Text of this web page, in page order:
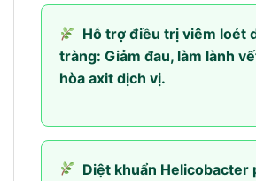
Hỗ trợ điều trị viêm loét
tràng: Giảm đau, làm lành
hòa axit dịch vị.
Diệt khuẩn Helicobacter